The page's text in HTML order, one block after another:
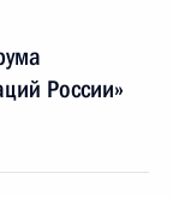
России»